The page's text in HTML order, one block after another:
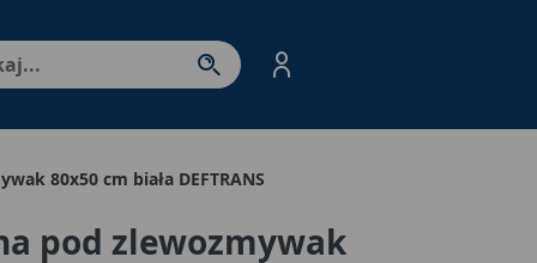
- przejdź do strony produktów. Spacja – otwórz/
80x50 cm biała DEFTRANS
pod zlewozmywak